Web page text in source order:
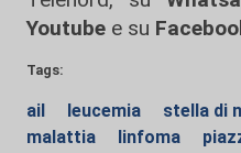
Youtube e su
Tags:
ail leucemia stella di
malattia
linfoma